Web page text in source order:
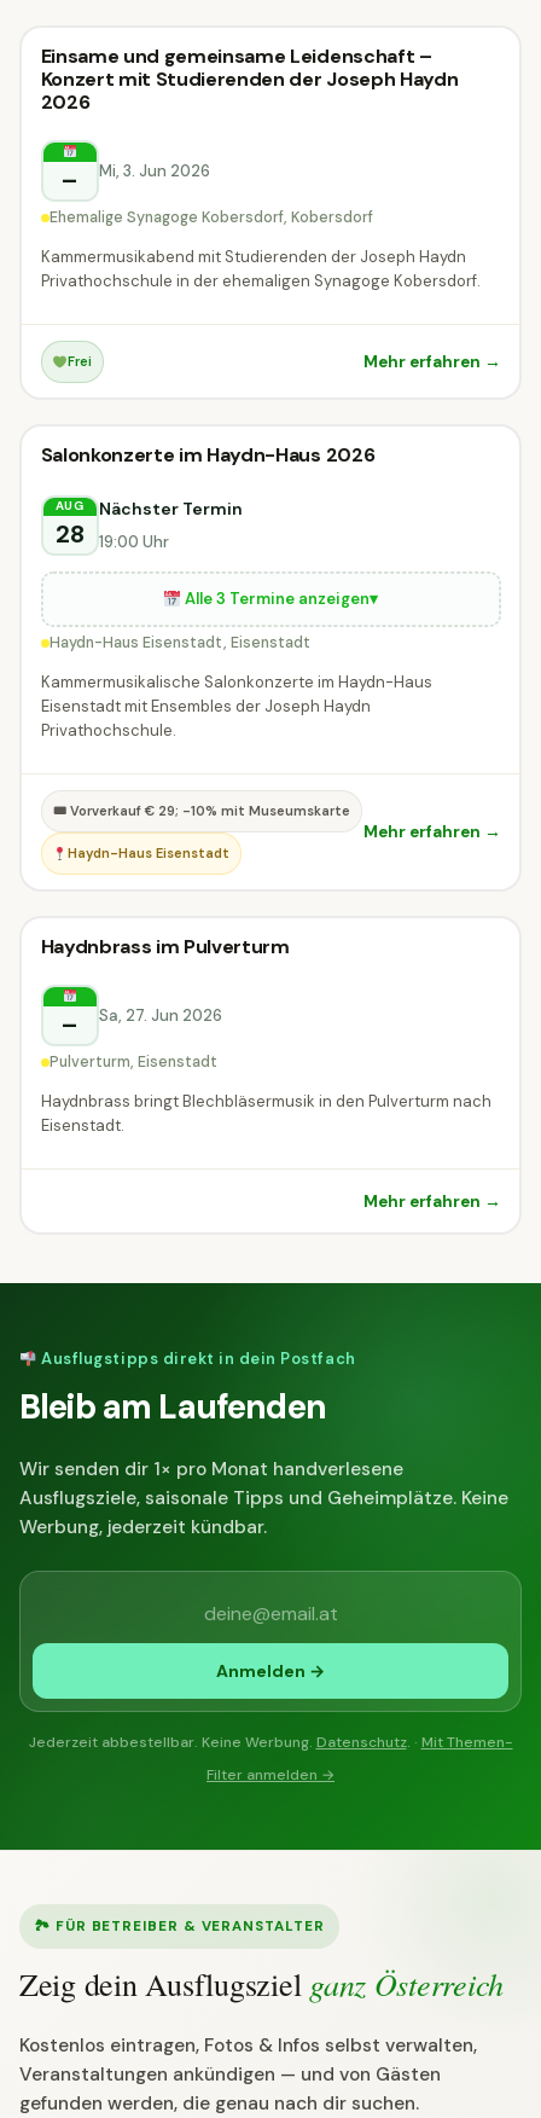
Klassik-Konzert
Kobersdorf
Klassik-Konzert
Einsame und gemeinsame Leidenschaft –
Konzert mit Studierenden der Joseph Haydn
2026
– Mi, 3. Jun 2026
Ehemalige Synagoge Kobersdorf, Kobersdorf
Kammermusikabend mit Studierenden der Joseph Haydn
Privathochschule in der ehemaligen Synagoge Kobersdorf.
Frei Mehr erfahren →
Klassik-Konzert
Eisenstadt
Klassik-Konzert
Salonkonzerte im Haydn-Haus 2026
AUG
28
Nächster Termin
19:00 Uhr
Alle 3 Termine anzeigen▾
Haydn-Haus Eisenstadt, Eisenstadt
Kammermusikalische Salonkonzerte im Haydn-Haus
Eisenstadt mit Ensembles der Joseph Haydn
Privathochschule.
🎟 Vorverkauf € 29; -10% mit Museumskarte
Haydn-Haus Eisenstadt
Mehr erfahren →
Klassik-Konzert
Eisenstadt
Klassik-Konzert
Haydnbrass im Pulverturm
– Sa, 27. Jun 2026
Pulverturm, Eisenstadt
Haydnbrass bringt Blechbläsermusik in den Pulverturm nach
Eisenstadt.
Mehr erfahren →
Ausflugstipps direkt in dein Postfach
Bleib am Laufenden
Wir senden dir 1× pro Monat handverlesene
Ausflugsziele, saisonale Tipps und Geheimplätze. Keine
Werbung, jederzeit kündbar.
Anmelden →
Jederzeit abbestellbar. Keine Werbung. Datenschutz. · Mit Themen-
Filter anmelden →
🏞 FÜR BETREIBER & VERANSTALTER
Zeig dein Ausflugsziel ganz Österreich
Kostenlos eintragen, Fotos & Infos selbst verwalten,
Veranstaltungen ankündigen — und von Gästen
gefunden werden, die genau nach dir suchen.